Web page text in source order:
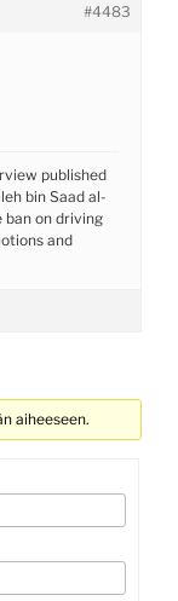
#4483
published
bin Saad al-
ban on driving
and
aiheeseen.